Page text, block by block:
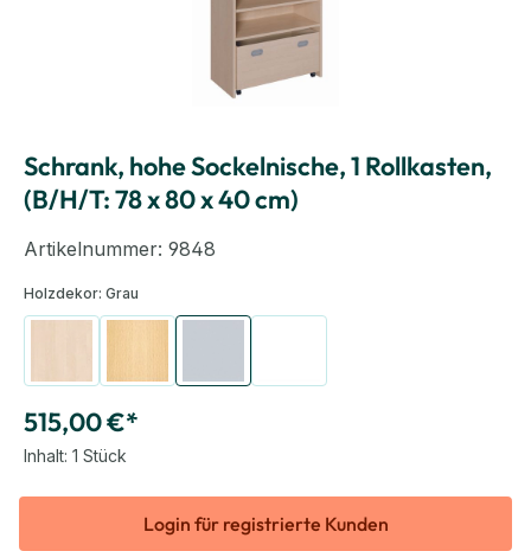
Schrank, hohe Sockelnische, 1 Rollkasten,
(B/H/T: 78 x 80 x 40 cm)
Artikelnummer: 9848
Holzdekor: Grau
515,00 €*
Inhalt: 1 Stück
Login für registrierte Kunden